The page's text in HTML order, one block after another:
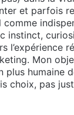
et parfois
comme
instinct,
l’expérience
Mon
plus humaine
choix, pas